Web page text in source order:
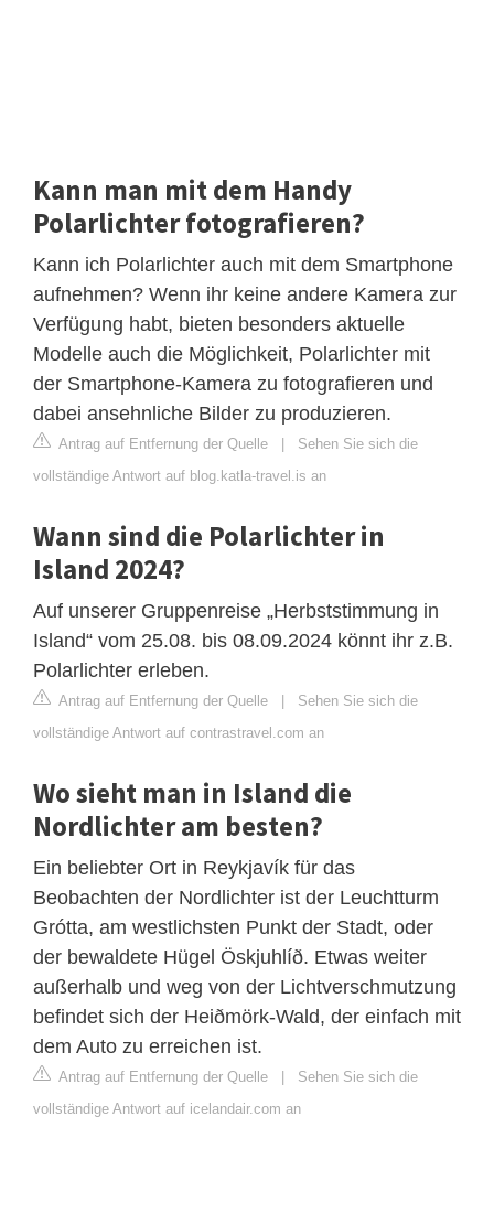
Kann man mit dem Handy
Polarlichter fotografieren?
Kann ich Polarlichter auch mit dem Smartphone
aufnehmen? Wenn ihr keine andere Kamera zur
Verfügung habt, bieten besonders aktuelle
Modelle auch die Möglichkeit, Polarlichter mit
der Smartphone-Kamera zu fotografieren und
dabei ansehnliche Bilder zu produzieren.
Antrag auf Entfernung der Quelle | Sehen Sie sich die
vollständige Antwort auf blog.katla-travel.is an
Wann sind die Polarlichter in
Island 2024?
Auf unserer Gruppenreise „Herbststimmung in
Island“ vom 25.08. bis 08.09.2024 könnt ihr z.B.
Polarlichter erleben.
Antrag auf Entfernung der Quelle | Sehen Sie sich die
vollständige Antwort auf contrastravel.com an
Wo sieht man in Island die
Nordlichter am besten?
Ein beliebter Ort in Reykjavík für das
Beobachten der Nordlichter ist der Leuchtturm
Grótta, am westlichsten Punkt der Stadt, oder
der bewaldete Hügel Öskjuhlíð. Etwas weiter
außerhalb und weg von der Lichtverschmutzung
befindet sich der Heiðmörk-Wald, der einfach mit
dem Auto zu erreichen ist.
Antrag auf Entfernung der Quelle | Sehen Sie sich die
vollständige Antwort auf icelandair.com an